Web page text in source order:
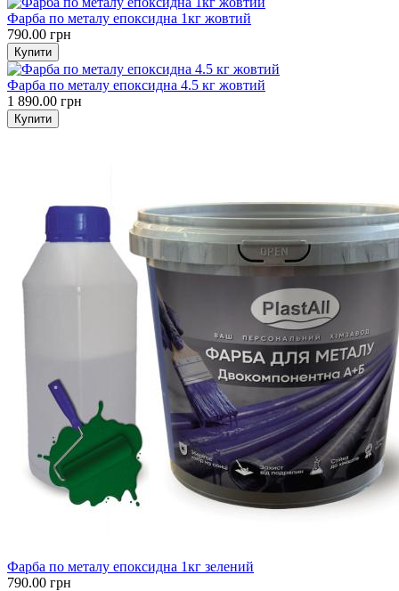
Фарба по металу епоксидна 1кг жовтий
790.00 грн
Фарба по металу епоксидна 4.5 кг жовтий
1 890.00 грн
Фарба по металу епоксидна 1кг зелений
790.00 грн